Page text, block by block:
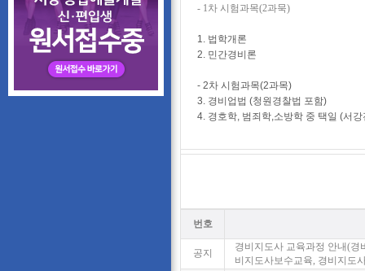
- 1차 시험과목(2과묵)
1. 법학개론
2. 민간경비론
- 2차 시험과목(2과목)
3. 경비업법 (청원경찰법 포함)
4. 경호학, 범죄학,소방학 중 택일 (서
번호
공지
경비지도사 교육과정 안내(경
비지도사보수교육, 경비지도